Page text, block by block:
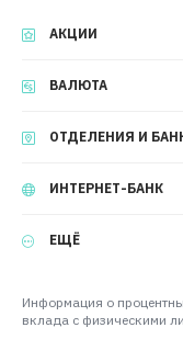
АКЦИИ
ВАЛЮТА
ОТДЕЛЕНИЯ И
ИНТЕРНЕТ-БАНК
ЕЩЁ
Информация о
вклада с физическими